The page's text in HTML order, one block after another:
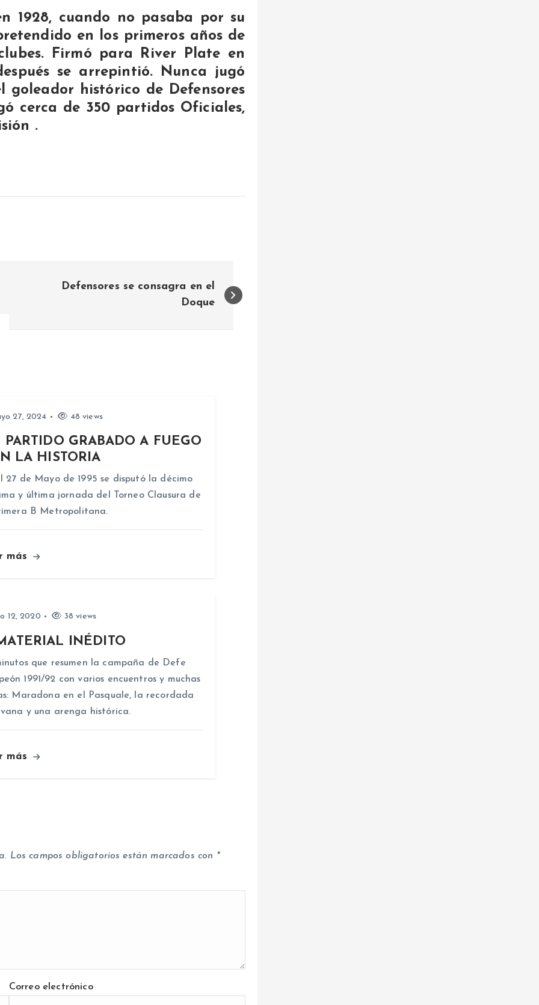
1928, cuando no pasaba por su
en los primeros años de
Firmó para River Plate en
se arrepintió. Nunca jugó
histórico de Defensores
cerca de 350 partidos Oficiales,
.
Defensores se consagra en el
Doque
27, 2024 48 views
PARTIDO GRABADO A FUEGO
LA HISTORIA
27 de Mayo de 1995 se disputó la décimo
y última jornada del Torneo Clausura de
B Metropolitana.
más
12, 2020 38 views
INÉDITO
que resumen la campaña de Defe
1991/92 con varios encuentros y muchas
Maradona en el Pasquale, la recordada
y una arenga histórica.
más
Los campos obligatorios están marcados con *
Correo electrónico